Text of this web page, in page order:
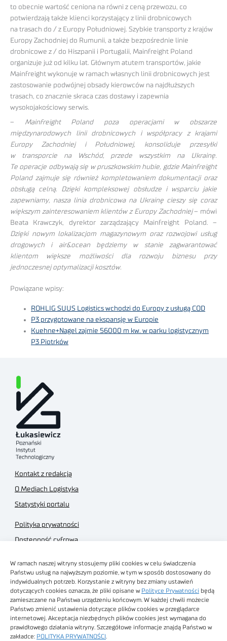
W ramach naszej witryny stosujemy pliki cookies w celu świadczenia
Państwu usług na najwyższym poziomie, w tym w sposób dostosowany do
indywidualnych potrzeb. Korzystanie z witryny bez zmiany ustawień
dotyczących cookies oznacza, że pliki opisane w Polityce Prywatności będą
zamieszczane na Państwa urządzeniu końcowym. W każdej chwili możecie
Państwo zmienić ustawienia dotyczące plików cookies w przeglądarce
internetowej. Akceptacja niezbędnych plików cookies jest wymagana do
prawidłowego działania witryny. Szczegółowe informacje znajdą Państwo w
zakładce: POLITYKA PRYWATNOŚCI
to obecnie wartość ceniona na równi z ceną przewozu, co
potwierdzają także klienci korzystający z linii drobnicowych
na trasach do / z Europy Południowej. Szybkie transporty z krajów
Europy Zachodniej do Rumunii, a także bezpośrednie linie
drobnicowe z / do Hiszpanii i Portugalii, Mainfreight Poland
organizuje już od kilku lat. Głównym atutem transportów, jakie
Mainfreight wykonuje w ramach własnych linii drobnicowych jest
zastosowanie podwójnej obsady kierowców na najdłuższych
trasach, co znacznie skraca czas dostawy i zapewnia
wysokojakościowy serwis.
– Mainfreight Poland poza operacjami w obszarze
międzynarodowych linii drobnicowych i współpracy z krajami
Europy Zachodniej i Południowej, konsoliduje przesyłki
w transporcie na Wschód, przede wszystkim na Ukrainę.
Te operacje odbywają się w pruszkowskim hubie, gdzie Mainfreight
Poland zajmuje się również kompletowaniem dokumentacji oraz
obsługą celną. Dzięki kompleksowej obsłudze i wsparciu jakie
zapewniamy, nasza linia drobnicowa na Ukrainę cieszy się coraz
większym zainteresowaniem klientów z Europy Zachodniej– mówi
Beata Krawczyk, dyrektor zarządzający Mainfreight Poland. –
Dzięki nowym lokalizacjom magazynowym oraz rozwojowi usług
drogowych i air&ocean będziemy w stanie zagwarantować
klientom większe możliwości dla rozwoju biznesu przy
jednoczesnej optymalizacji kosztów.
Powiązane wpisy:
ROHLIG SUUS Logistics wchodzi do Europy z usługą COD
P3 przygotowane na ekspansję w Europie
Kuehne+Nagel zajmie 56000 m kw. w parku logistycznym
P3 Piotrków
Kontakt z redakcją
O Mediach Logistyka
Statystyki portalu
Polityka prywatności
Dostępność cyfrowa
Regulamin sklepu
Obrazy stockowe
autorstwa